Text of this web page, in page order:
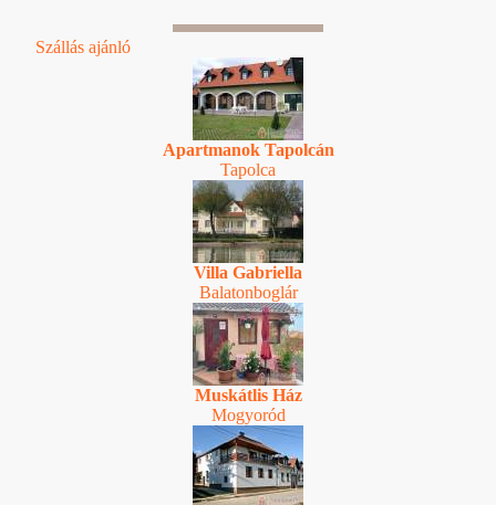
Szállás ajánló
Apartmanok Tapolcán
Tapolca
Villa Gabriella
Balatonboglár
Muskátlis Ház
Mogyoród